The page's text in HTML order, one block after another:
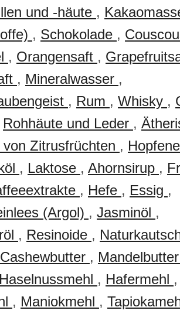
und -häute ,
, Schokolade ,
, Orangensaft ,
, Mineralwasser ,
, Rum , Whisky ,
Rohhäute und Leder ,
von Zitrusfrüchten ,
, Laktose , Ahornsirup ,
, Hefe , Essig ,
(Argol) , Jasminöl ,
, Resinoide ,
Cashewbutter , Mandelbutter
Haselnussmehl , Hafermehl ,
, Maniokmehl ,